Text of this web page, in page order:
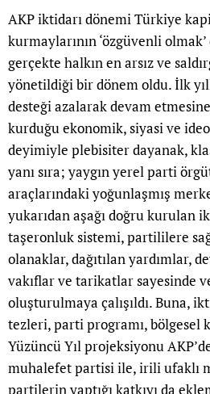
AKP iktidarı dönemi Türkiye
kurmaylarının ‘özgüvenli olmak’
gerçekte halkın en arsız ve
yönetildiği bir dönem oldu. İlk
desteği azalarak devam
kurduğu ekonomik, siyasi ve
deyimiyle plebisiter dayanak,
yanı sıra; yaygın yerel parti
araçlarındaki yoğunlaşmış
yukarıdan aşağı doğru kurulan
taşeronluk sistemi, partililere
olanaklar, dağıtılan yardımlar,
vakıflar ve tarikatlar sayesinde
oluşturulmaya çalışıldı. Buna,
tezleri, parti programı, bölgesel
Yüzüncü Yıl projeksiyonu
muhalefet partisi ile, irili ufaklı
partilerin yaptığı katkıyı da